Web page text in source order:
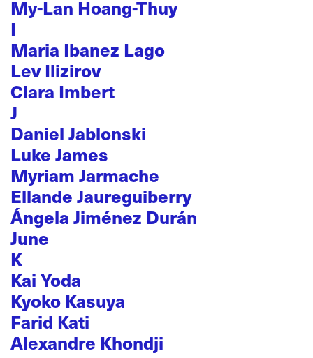
My-Lan Hoang-Thuy
I
Maria Ibanez Lago
Lev Ilizirov
Clara Imbert
J
Daniel Jablonski
Luke James
Myriam Jarmache
Ellande Jaureguiberry
Ángela Jiménez Durán
June
K
Kai Yoda
Kyoko Kasuya
Farid Kati
Alexandre Khondji